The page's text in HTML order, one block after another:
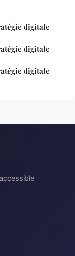
digitale
digitale
digitale